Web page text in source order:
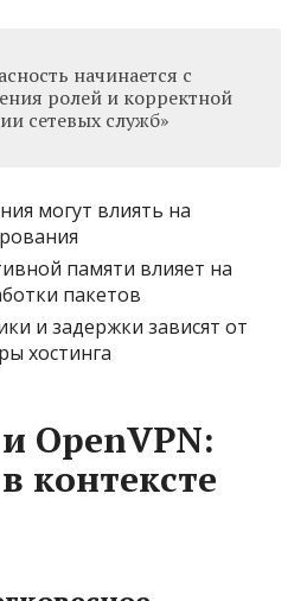
начинается с
ролей и корректной
сетевых служб»
могут влиять на
памяти влияет на
пакетов
и задержки зависят от
хостинга
OpenVPN:
контексте